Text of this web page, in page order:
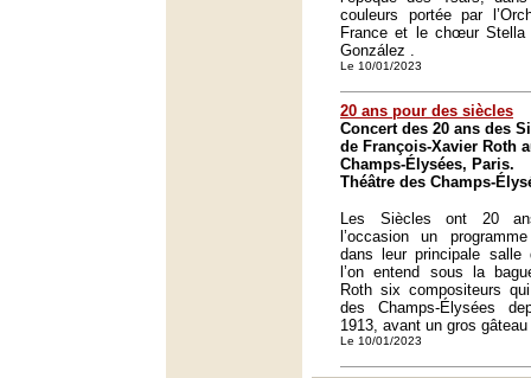
couleurs portée par
France et le chœur Stella
González .
Le 10/01/2023
20 ans pour des siècles
Concert des 20 ans des
de François-Xavier Roth
Champs-Élysées, Paris.
Théâtre des Champs-
Les Siècles ont 20
l’occasion un
dans leur principale salle
l’on entend sous la
Roth six compositeurs
des Champs-Élysées
1913, avant un gros
Le 10/01/2023